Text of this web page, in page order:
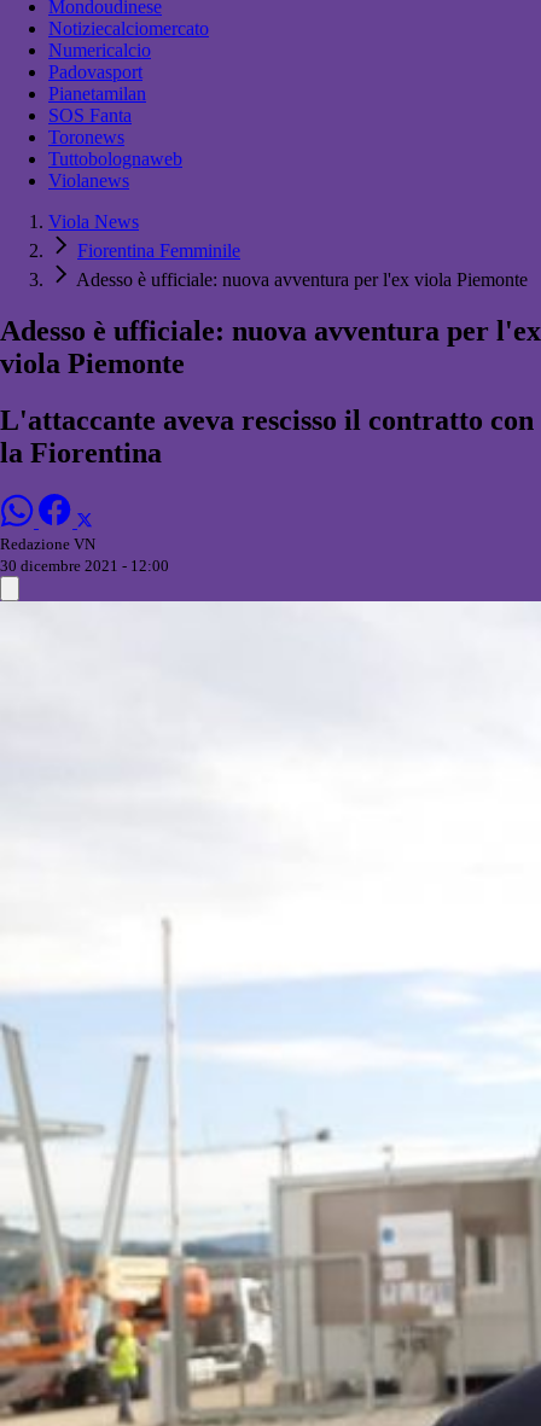
Mondoudinese
Notiziecalciomercato
Numericalcio
Padovasport
Pianetamilan
SOS Fanta
Toronews
Tuttobolognaweb
Violanews
Viola News
Fiorentina Femminile
Adesso è ufficiale: nuova avventura per l'ex viola Piemonte
Adesso è ufficiale: nuova avventura per l'ex
viola Piemonte
L'attaccante aveva rescisso il contratto con
la Fiorentina
Redazione VN
30 dicembre 2021 - 12:00